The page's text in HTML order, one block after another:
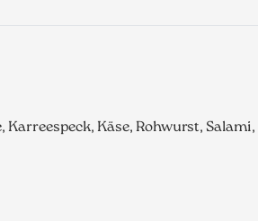
Käse, Rohwurst,